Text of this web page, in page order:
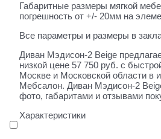
Габаритные размеры мягкой
погрешность от +/- 20мм на
Все параметры и размеры в
Диван Мэдисон-2 Beige
низкой цене 57 750 руб. с
Москве и Московской области в
Мебсалон. Диван Мэдисон-2
фото, габаритами и отзывами
Характеристики